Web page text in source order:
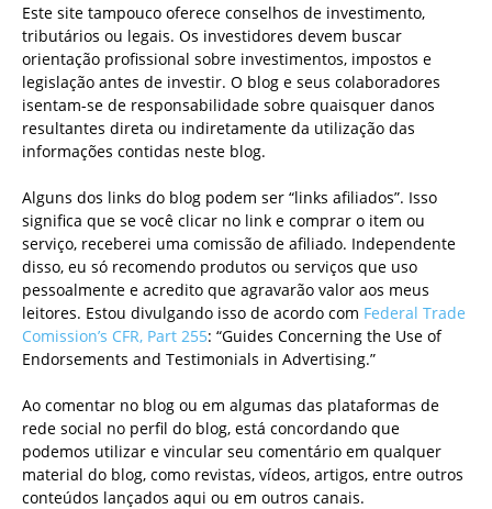
Este site tampouco oferece conselhos de investimento,
tributários ou legais. Os investidores devem buscar
orientação profissional sobre investimentos, impostos e
legislação antes de investir. O blog e seus colaboradores
isentam-se de responsabilidade sobre quaisquer danos
resultantes direta ou indiretamente da utilização das
informações contidas neste blog.
Alguns dos links do blog podem ser “links afiliados”. Isso
significa que se você clicar no link e comprar o item ou
serviço, receberei uma comissão de afiliado. Independente
disso, eu só recomendo produtos ou serviços que uso
pessoalmente e acredito que agravarão valor aos meus
leitores. Estou divulgando isso de acordo com Federal Trade
Comission’s CFR, Part 255: “Guides Concerning the Use of
Endorsements and Testimonials in Advertising.”
Ao comentar no blog ou em algumas das plataformas de
rede social no perfil do blog, está concordando que
podemos utilizar e vincular seu comentário em qualquer
material do blog, como revistas, vídeos, artigos, entre outros
conteúdos lançados aqui ou em outros canais.